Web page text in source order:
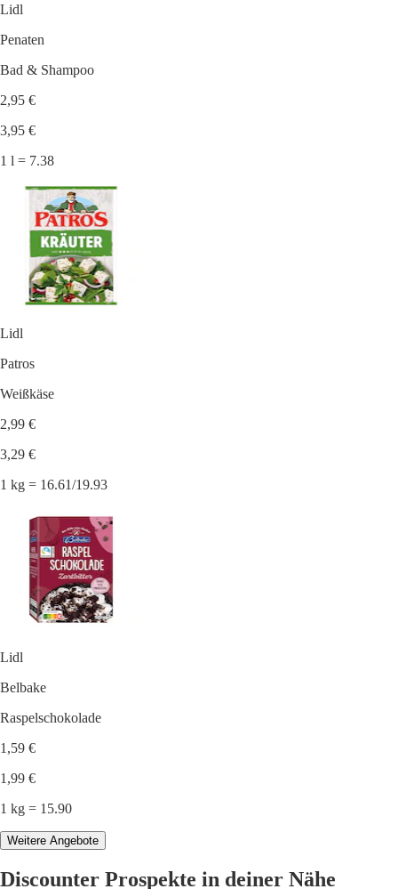
Lidl
Penaten
Bad & Shampoo
2,95 €
3,95 €
1 l = 7.38
Lidl
Patros
Weißkäse
2,99 €
3,29 €
1 kg = 16.61/19.93
Lidl
Belbake
Raspelschokolade
1,59 €
1,99 €
1 kg = 15.90
Weitere Angebote
Discounter Prospekte in deiner Nähe